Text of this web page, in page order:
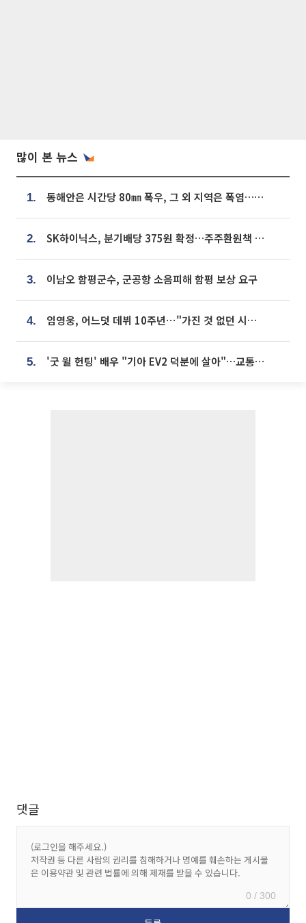
많이 본 뉴스
1. 동해안은 시간당 80㎜ 폭우, 그 외 지역은 폭염…‘극과 극 날씨’
2. SK하이닉스, 분기배당 375원 확정…주주환원책 9월로 앞당겨 발표
3. 이남오 함평군수, 군공항 소음피해 함평 보상 요구
4. 임영웅, 어느덧 데뷔 10주년⋯"가진 것 없던 시절, 내 앞엔 20명의 팬뿐"
5. '굿 윌 헌팅' 배우 "기아 EV2 덕분에 살아"…교통사고 후 안전성 극찬
댓글
0 / 300